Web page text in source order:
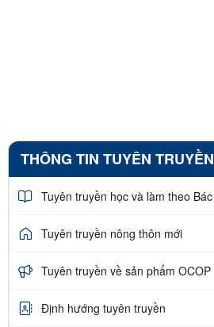
THÔNG TIN TUYÊN TRUYỀN
Tuyên truyền học và làm theo Bác
Tuyên truyền nông thôn mới
Tuyên truyền về sản phẩm OCOP
Định hướng tuyên truyền